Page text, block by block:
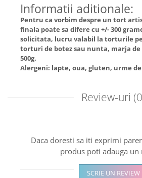
Informatii aditionale:
Pentru ca vorbim despre un tort
finala poate sa difere cu +/- 300
solicitata, lucru valabil la torturile
torturi de botez sau nunta, marja de
500g.
Alergeni: lapte, oua, gluten, urme
Review-uri
Daca doresti sa iti exprimi
produs poti adauga un
SCRIE UN REVIEW